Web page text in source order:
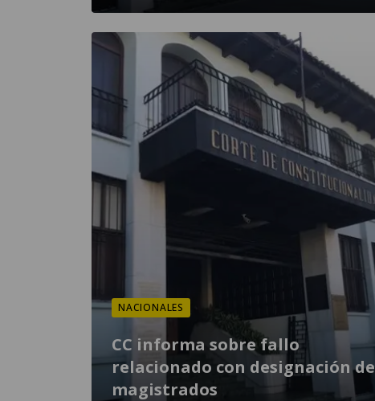
NACIONALES
CC informa sobre fallo
relacionado con designación de
magistrados